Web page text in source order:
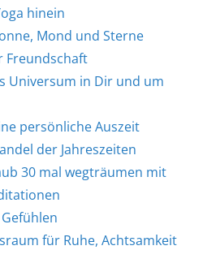
hinein
Mond und Sterne
Freundschaft
Universum in Dir und um
persönliche Auszeit
der Jahreszeiten
30 mal wegträumen mit
für Ruhe, Achtsamkeit